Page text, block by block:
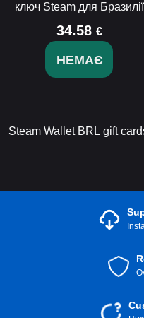
ключ Steam для Бразилії
34.58 €
НЕМАЄ
Steam Wallet BRL gift